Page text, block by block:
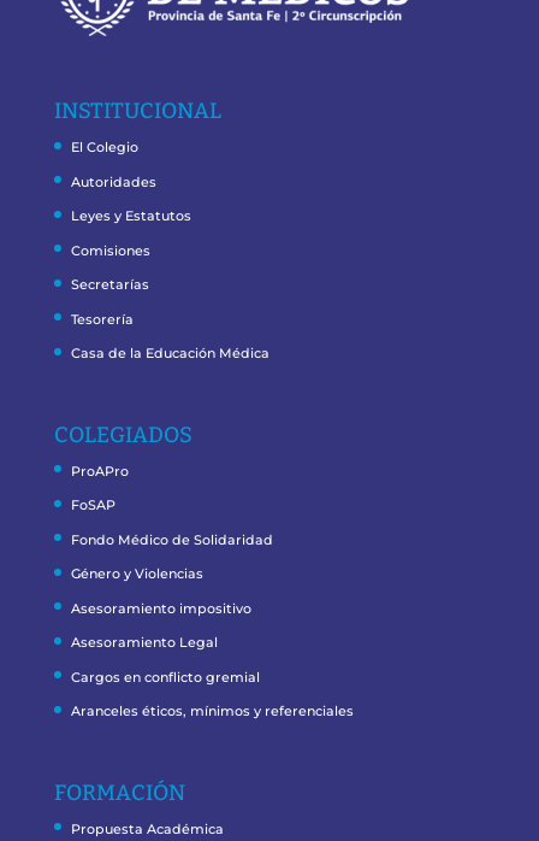
INSTITUCIONAL
El Colegio
Autoridades
Leyes y Estatutos
Comisiones
Secretarías
Tesorería
Casa de la Educación Médica
COLEGIADOS
ProAPro
FoSAP
Fondo Médico de Solidaridad
Género y Violencias
Asesoramiento impositivo
Asesoramiento Legal
Cargos en conflicto gremial
Aranceles éticos, mínimos y referenciales
FORMACIÓN
Propuesta Académica